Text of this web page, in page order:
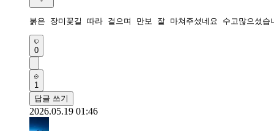
붉은 장미꽃길 따라 걸으며 만보 잘 마쳐주셨네요 수고많으셨습
0
1
답글 쓰기
2026.05.19 01:46